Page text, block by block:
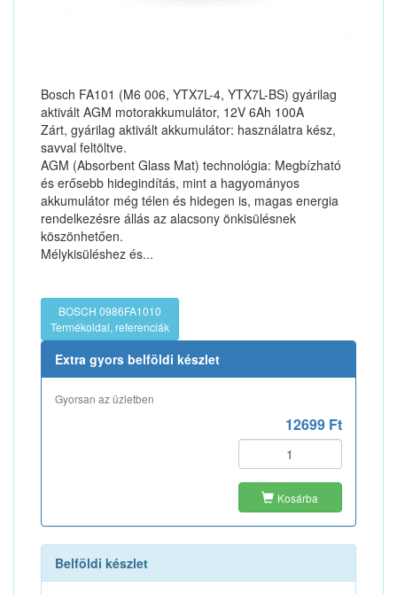
Bosch FA101 (M6 006, YTX7L-4, YTX7L-BS) gyárilag
aktivált AGM motorakkumulátor, 12V 6Ah 100A
Zárt, gyárilag aktivált akkumulátor: használatra kész,
savval feltöltve.
AGM (Absorbent Glass Mat) technológia: Megbízható
és erősebb hidegindítás, mint a hagyományos
akkumulátor még télen és hidegen is, magas energia
rendelkezésre állás az alacsony önkisülésnek
köszönhetően.
Mélykisüléshez és...
BOSCH 0986FA1010
Termékoldal, referenciák
Extra gyors belföldi készlet
Gyorsan az üzletben
12699 Ft
Kosárba
Belföldi készlet